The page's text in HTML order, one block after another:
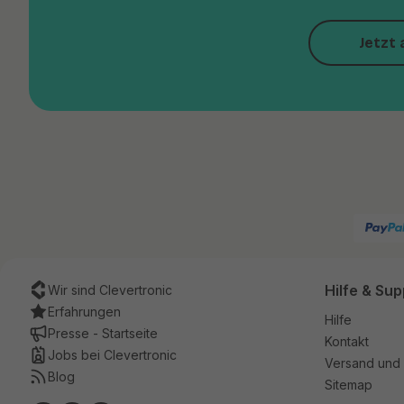
Jetzt
Wir sind Clevertronic
Erfahrungen
Presse - Startseite
Jobs bei Clevertronic
Blog
Hilfe &
Hilfe
Kontakt
Versand
Sitemap